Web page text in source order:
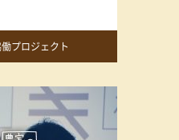
プロジェクト